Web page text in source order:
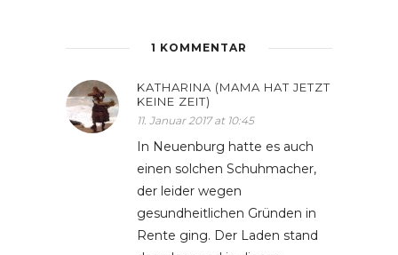
1 KOMMENTAR
KATHARINA (MAMA HAT JETZT
KEINE ZEIT)
11. Januar 2017 at 10:45
In Neuenburg hatte es auch
einen solchen Schuhmacher,
der leider wegen
gesundheitlichen Gründen in
Rente ging. Der Laden stand